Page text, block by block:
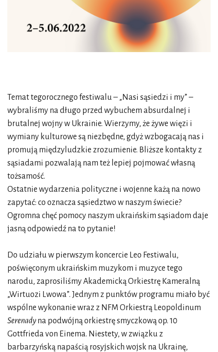
Temat tegorocznego festiwalu – „Nasi sąsiedzi i my” –
wybraliśmy na długo przed wybuchem absurdalnej i
brutalnej wojny w Ukrainie. Wierzymy, że żywe więzi i
wymiany kulturowe są niezbędne, gdyż wzbogacają nas i
promują międzyludzkie zrozumienie. Bliższe kontakty z
sąsiadami pozwalają nam też lepiej pojmować własną
tożsamość.
Ostatnie wydarzenia polityczne i wojenne każą na nowo
zapytać: co oznacza sąsiedztwo w naszym świecie?
Ogromna chęć pomocy naszym ukraińskim sąsiadom daje
jasną odpowiedź na to pytanie!
Do udziału w pierwszym koncercie Leo Festiwalu,
poświęconym ukraińskim muzykom i muzyce tego
narodu, zaprosiliśmy Akademicką Orkiestrę Kameralną
„Wirtuozi Lwowa”. Jednym z punktów programu miało być
wspólne wykonanie wraz z NFM Orkiestrą Leopoldinum
Serenadyna podwójną orkiestrę smyczkową op. 10
Gottfrieda von Einema. Niestety, w związku z
barbarzyńską napaścią rosyjskich wojsk na Ukrainę,